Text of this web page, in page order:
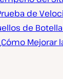
de
de
Mejorar